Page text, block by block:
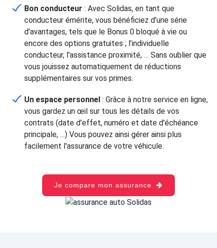
Bon conducteur : Avec Solidas, en tant que
conducteur émérite, vous bénéficiez d’une série
d'avantages, tels que le Bonus 0 bloqué à vie ou
encore des options gratuites ; l’individuelle
conducteur, l'assistance proximité, … Sans oublier que
vous jouissez automatiquement de réductions
supplémentaires sur vos primes.
Un espace personnel : Grâce à notre service en ligne,
vous gardez un œil sur tous les détails de vos
contrats (date d'effet, numéro et date d'échéance
principale, …) Vous pouvez ainsi gérer ainsi plus
facilement l'assurance de votre véhicule.
Je compare mon assurance